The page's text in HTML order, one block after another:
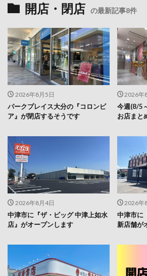
開店・閉店 の最新記事8件
2026年8月5日
パークプレイス大分の『コロンビ
ア』が閉店するそうです
2026年
今週(8/5
お店まと
2026年8月4日
中津市に『ザ・ビッグ 中津上如水
店』がオープンします
2026年
中津市に
新店舗が